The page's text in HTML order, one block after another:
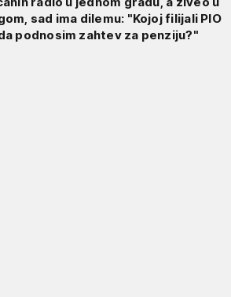
sad ima dilemu: "Kojoj filijali PIO
podnosim zahtev za penziju?"